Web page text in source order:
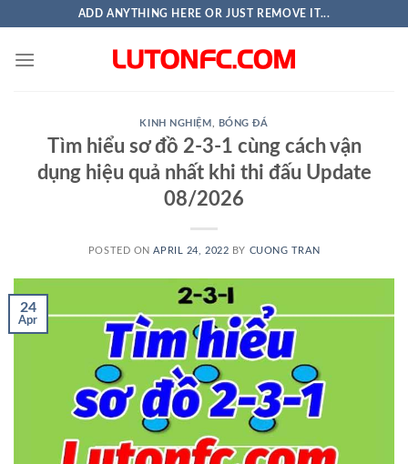
content
ADD ANYTHING HERE OR JUST REMOVE IT...
KINH NGHIỆM BÓNG ĐÁ
Tìm hiểu sơ đồ 2-3-1 cùng cách vận
dụng hiệu quả nhất khi thi đấu Update
08/2026
POSTED ONAPRIL 24, 2022 BY CUONG TRAN
24
Apr